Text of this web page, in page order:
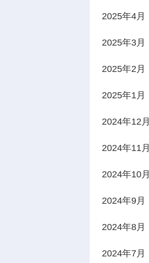
2025年4月
2025年3月
2025年2月
2025年1月
2024年12月
2024年11月
2024年10月
2024年9月
2024年8月
2024年7月